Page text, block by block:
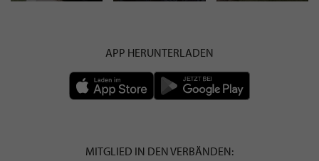
APP HERUNTERLADEN
MITGLIED IN DEN VERBÄNDEN: